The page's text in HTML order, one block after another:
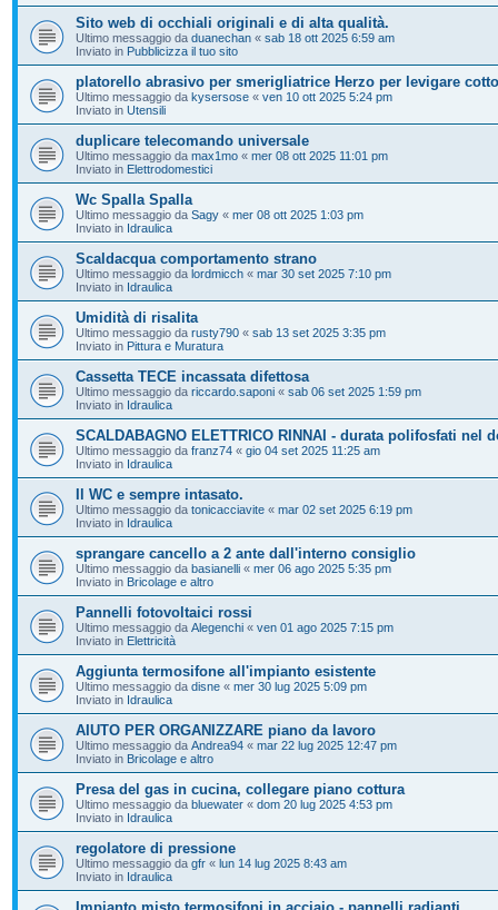
Sito web di occhiali originali e di alta qualità.
Ultimo messaggio da duanechan « sab 18 ott 2025 6:59 am
Inviato in Pubblicizza il tuo sito
platorello abrasivo per smerigliatrice Herzo per levigare cotto
Ultimo messaggio da kysersose « ven 10 ott 2025 5:24 pm
Inviato in Utensili
duplicare telecomando universale
Ultimo messaggio da max1mo « mer 08 ott 2025 11:01 pm
Inviato in Elettrodomestici
Wc Spalla Spalla
Ultimo messaggio da Sagy « mer 08 ott 2025 1:03 pm
Inviato in Idraulica
Scaldacqua comportamento strano
Ultimo messaggio da lordmicch « mar 30 set 2025 7:10 pm
Inviato in Idraulica
Umidità di risalita
Ultimo messaggio da rusty790 « sab 13 set 2025 3:35 pm
Inviato in Pittura e Muratura
Cassetta TECE incassata difettosa
Ultimo messaggio da riccardo.saponi « sab 06 set 2025 1:59 pm
Inviato in Idraulica
SCALDABAGNO ELETTRICO RINNAI - durata polifosfati nel
Ultimo messaggio da franz74 « gio 04 set 2025 11:25 am
Inviato in Idraulica
Il WC e sempre intasato.
Ultimo messaggio da tonicacciavite « mar 02 set 2025 6:19 pm
Inviato in Idraulica
sprangare cancello a 2 ante dall'interno consiglio
Ultimo messaggio da basianelli « mer 06 ago 2025 5:35 pm
Inviato in Bricolage e altro
Pannelli fotovoltaici rossi
Ultimo messaggio da Alegenchi « ven 01 ago 2025 7:15 pm
Inviato in Elettricità
Aggiunta termosifone all'impianto esistente
Ultimo messaggio da disne « mer 30 lug 2025 5:09 pm
Inviato in Idraulica
AIUTO PER ORGANIZZARE piano da lavoro
Ultimo messaggio da Andrea94 « mar 22 lug 2025 12:47 pm
Inviato in Bricolage e altro
Presa del gas in cucina, collegare piano cottura
Ultimo messaggio da bluewater « dom 20 lug 2025 4:53 pm
Inviato in Idraulica
regolatore di pressione
Ultimo messaggio da gfr « lun 14 lug 2025 8:43 am
Inviato in Idraulica